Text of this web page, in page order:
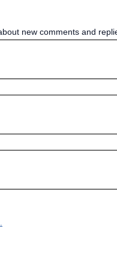
new comments and